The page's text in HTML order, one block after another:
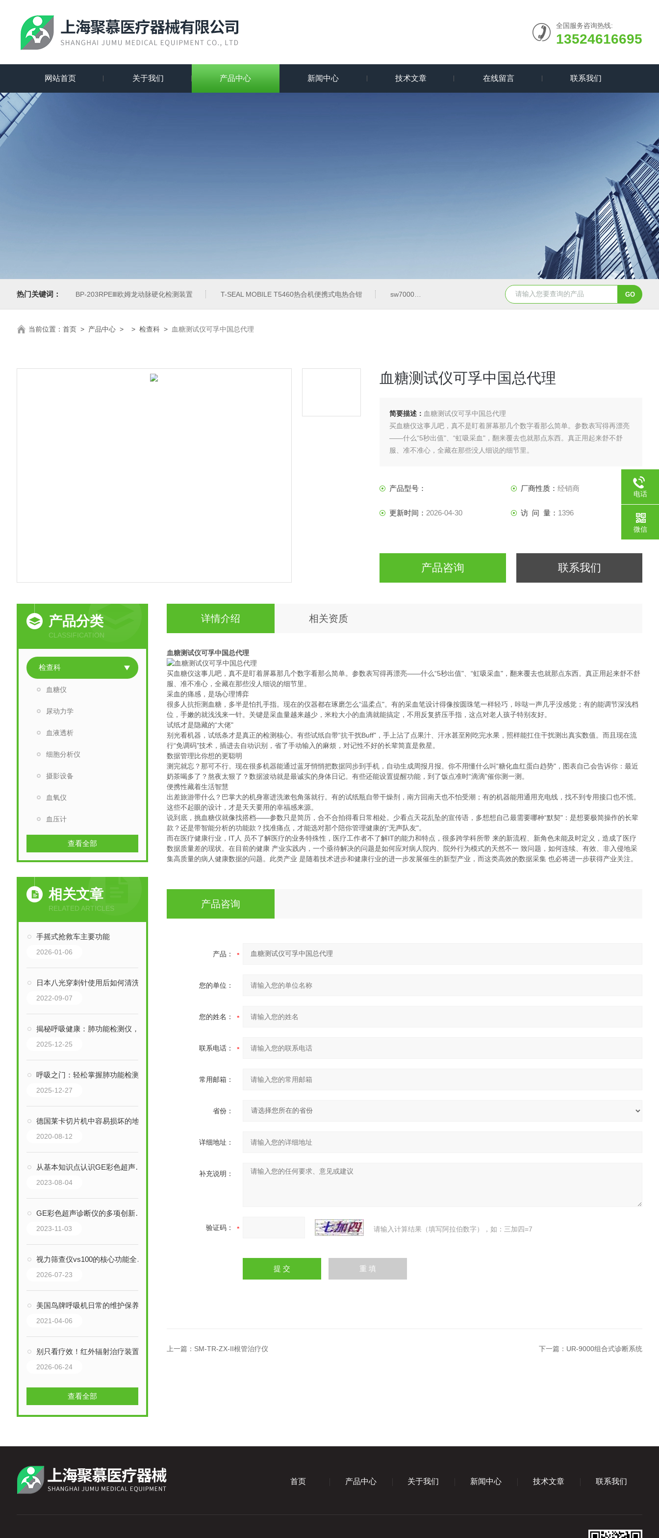
全国服务咨询热线:
13524616695
网站首页 关于我们 产品中心 新闻中心 技术文章 在线留言 联系我们
热门关键词： BP-203RPEⅢ欧姆龙动脉硬化检测装置 T-SEAL MOBILE T5460热合机便携式电热合钳 sw7000医用眼科索维角膜内皮细胞计 NHZ-06诺和振动排痰机厂家直销
当前位置： 首页> 产品中心> > 检查科> 血糖测试仪可孚中国总代理
血糖测试仪可孚中国总代理
简要描述： 血糖测试仪可孚中国总代理
买血糖仪这事儿吧，真不是盯着屏幕那几个数字看那么简单。参数表写得再漂亮
——什么“5秒出值"、“虹吸采血"，翻来覆去也就那点东西。真正用起来舒不舒
服、准不准心，全藏在那些没人细说的细节里。
产品型号： 厂商性质：经销商
更新时间： 2026-04-30 访 问 量： 1396
产品咨询 联系我们
产品分类
CLASSIFICATION
检查科
血糖仪
尿动力学
血液透析
细胞分析仪
摄影设备
血氧仪
血压计
查看全部
相关文章
RELATED ARTICLES
手摇式抢救车主要功能
2026-01-06
日本八光穿刺针使用后如何清洗，方法有哪些？
2022-09-07
揭秘呼吸健康：肺功能检测仪，你不可不知的守护神！
2025-12-25
呼吸之门：轻松掌握肺功能检测仪的关键步骤
2025-12-27
德国莱卡切片机中容易损坏的地方
2020-08-12
从基本知识点认识GE彩色超声诊断仪
2023-08-04
GE彩色超声诊断仪的多项创新功能介绍
2023-11-03
视力筛查仪vs100的核心功能全解析：从精准检测到风险预警，一步到位！
2026-07-23
美国鸟牌呼吸机日常的维护保养十分重要
2021-04-06
别只看疗效！红外辐射治疗装置的核心结构，藏着这些关键细节
2026-06-24
查看全部
详情介绍 相关资质
血糖测试仪可孚中国总代理
买血糖仪这事儿吧，真不是盯着屏幕那几个数字看那么简单。参数表写得再漂亮——什么“5秒出值"、“虹吸采血"，翻来覆去也就那点东西。真正用起来舒不舒
服、准不准心，全藏在那些没人细说的细节里。
采血的痛感，是场心理博弈
很多人抗拒测血糖，多半是怕扎手指。现在的仪器都在琢磨怎么“温柔点"。有的采血笔设计得像按圆珠笔一样轻巧，咔哒一声几乎没感觉；有的能调节深浅档
位，手嫩的就浅浅来一针。关键是采血量越来越少，米粒大小的血滴就能搞定，不用反复挤压手指，这点对老人孩子特别友好。
试纸才是隐藏的“大佬"
别光看机器，试纸条才是真正的检测核心。有些试纸自带“抗干扰Buff"，手上沾了点果汁、汗水甚至刚吃完水果，照样能扛住干扰测出真实数值。而且现在流
行“免调码"技术，插进去自动识别，省了手动输入的麻烦，对记性不好的长辈简直是救星。
数据管理比你想的更聪明
测完就忘？那可不行。现在很多机器能通过蓝牙悄悄把数据同步到手机，自动生成周报月报。你不用懂什么叫“糖化血红蛋白趋势"，图表自己会告诉你：最近
奶茶喝多了？熬夜太狠了？数据波动就是最诚实的身体日记。有些还能设置提醒功能，到了饭点准时“滴滴"催你测一测。
便携性藏着生活智慧
出差旅游带什么？巴掌大的机身塞进洗漱包角落就行。有的试纸瓶自带干燥剂，南方回南天也不怕受潮；有的机器能用通用充电线，找不到专用接口也不慌。
这些不起眼的设计，才是天天要用的幸福感来源。
说到底，挑血糖仪就像找搭档——参数只是简历，合不合拍得看日常相处。少看点天花乱坠的宣传语，多想想自己最需要哪种“默契"：是想要极简操作的长辈
款？还是带智能分析的功能款？找准痛点，才能选对那个陪你管理健康的“无声队友"。
而在医疗健康行业，IT人 员不了解医疗的业务特殊性，医疗工作者不了解IT的能力和特点，很多跨学科所带 来的新流程、新角色未能及时定义，造成了医疗
数据质量差的现状。在目前的健康 产业实践内，一个亟待解决的问题是如何应对病人院内、院外行为模式的天然不一 致问题，如何连续、有效、非入侵地采
集高质量的病人健康数据的问题。此类产业 是随着技术进步和健康行业的进一步发展催生的新型产业，而这类高效的数据采集 也必将进一步获得产业关注。
产品咨询
产品：
您的单位：
您的姓名：
联系电话：
常用邮箱：
省份：
详细地址：
补充说明：
验证码： 请输入计算结果（填写阿拉伯数字），如：三加四=7
上一篇： SM-TR-ZX-II根管治疗仪 下一篇： UR-9000组合式诊断系统
首页 产品中心 关于我们 新闻中心 技术文章 联系我们
电话
微信